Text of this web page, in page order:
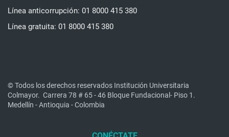
Línea anticorrupción: 01 8000 415 380
Línea gratuita: 01 8000 415 380
© Todos los derechos reservados Institución Universitaria
Colmayor. Carrera 78 # 65 - 46 Bloque Fundacional- Piso 1.
Medellín - Antioquia - Colombia